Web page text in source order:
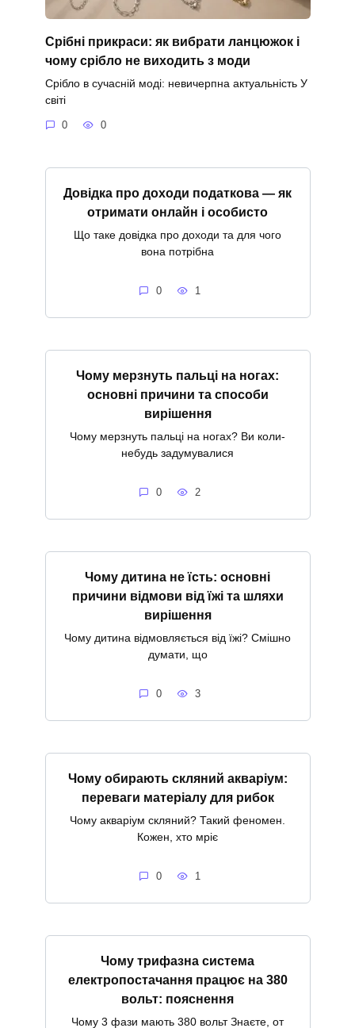
Срібні прикраси: як вибрати ланцюжок і
чому срібло не виходить з моди
Срібло в сучасній моді: невичерпна актуальність У
світі
0 0
Довідка про доходи податкова — як
отримати онлайн і особисто
Що таке довідка про доходи та для чого
вона потрібна
0 1
Чому мерзнуть пальці на ногах:
основні причини та способи
вирішення
Чому мерзнуть пальці на ногах? Ви коли-
небудь задумувалися
0 2
Чому дитина не їсть: основні
причини відмови від їжі та шляхи
вирішення
Чому дитина відмовляється від їжі? Смішно
думати, що
0 3
Чому обирають скляний акваріум:
переваги матеріалу для рибок
Чому акваріум скляний? Такий феномен.
Кожен, хто мріє
0 1
Чому трифазна система
електропостачання працює на 380
вольт: пояснення
Чому 3 фази мають 380 вольт Знаєте, от